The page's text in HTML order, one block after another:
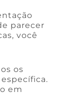
parecer
você
os
em